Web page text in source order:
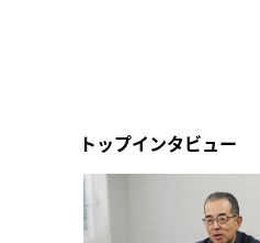
トップインタビュー